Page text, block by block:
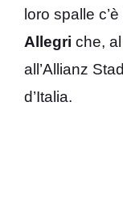
loro spalle
Allegri che,
all’Allianz
d’Italia.